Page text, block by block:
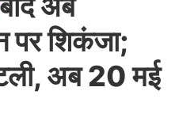
पर शिकंजा;
अब 20 मई